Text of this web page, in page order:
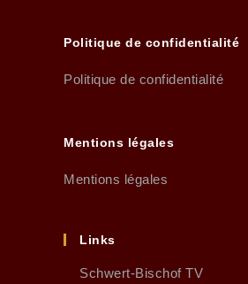
Politique de confidentialité
Politique de confidentialité
Mentions légales
Mentions légales
Links
Schwert-Bischof TV